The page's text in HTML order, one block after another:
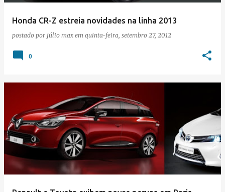
Honda CR-Z estreia novidades na linha 2013
postado por júlio max em quinta-feira, setembro 27, 2012
0